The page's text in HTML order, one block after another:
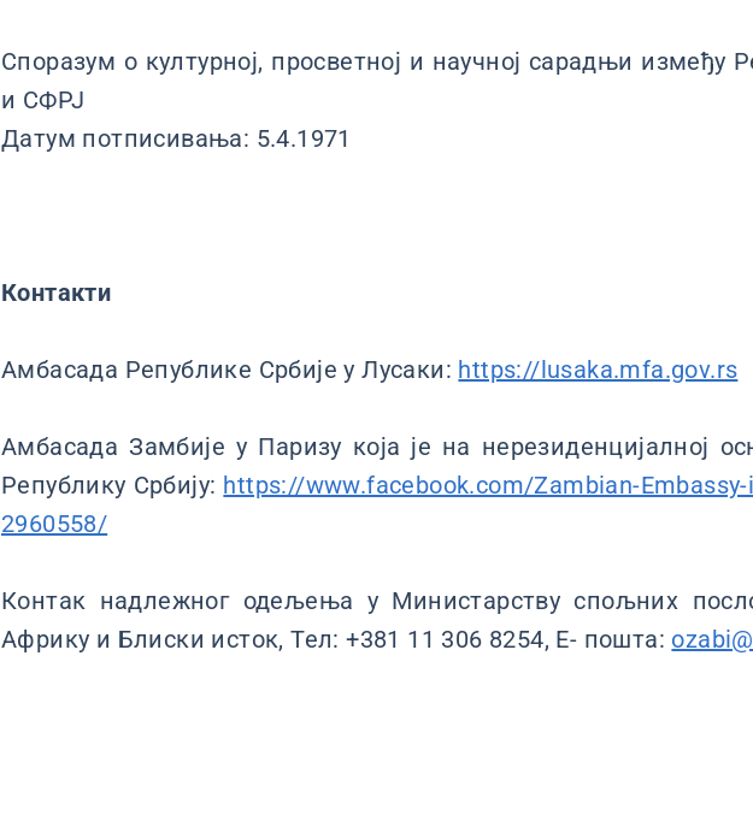
Споразум о културној, просветној и научној сарадњи између
и СФРЈ
Датум потписивања: 5.4.1971
Контакти
Амбасада Републике Србије у Лусаки: https://lusaka.mfa.gov.rs
Амбасада Замбије у Паризу која је на нерезиденцијалној
Републику Србију: https://www.facebook.com/Zambian-
2960558/
Контак надлежног одељења у Министарству спољних
Африку и Блиски исток, Тел: +381 11 306 8254, Е- пошта: